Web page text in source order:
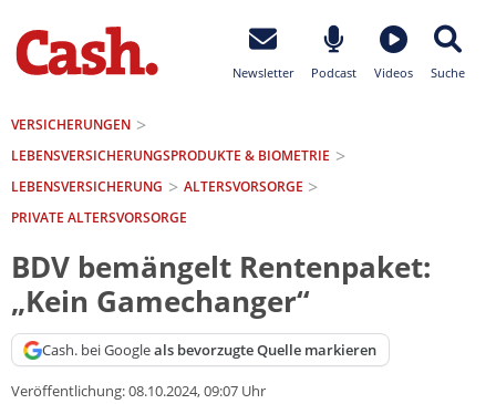
Newsletter Podcast Videos Suche
VERSICHERUNGEN
LEBENSVERSICHERUNGS­PRODUKTE & BIOMETRIE
LEBENSVERSICHERUNG
ALTERSVORSORGE
PRIVATE ALTERSVORSORGE
BDV bemängelt Rentenpaket:
„Kein Gamechanger“
Cash. bei Googleals bevorzugte Quelle markieren
Veröffentlichung:08.10.2024, 09:07 Uhr